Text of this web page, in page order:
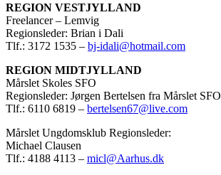
REGION VESTJYLLAND
Freelancer – Lemvig
Regionsleder: Brian i Dali
Tlf.: 3172 1535 – bj-idali@hotmail.com
REGION MIDTJYLLAND
Mårslet Skoles SFO
Regionsleder: Jørgen Bertelsen fra Mårslet SFO
Tlf.: 6110 6819 – bertelsen67@live.com
Mårslet Ungdomsklub Regionsleder:
Michael Clausen
Tlf.: 4188 4113 – micl@Aarhus.dk